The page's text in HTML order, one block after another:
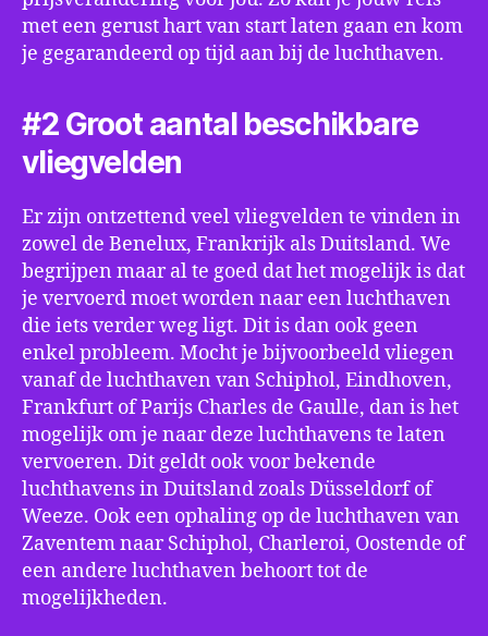
met een gerust hart van start laten gaan en kom
je gegarandeerd op tijd aan bij de luchthaven.
#2 Groot aantal beschikbare
vliegvelden
Er zijn ontzettend veel vliegvelden te vinden in
zowel de Benelux, Frankrijk als Duitsland. We
begrijpen maar al te goed dat het mogelijk is dat
je vervoerd moet worden naar een luchthaven
die iets verder weg ligt. Dit is dan ook geen
enkel probleem. Mocht je bijvoorbeeld vliegen
vanaf de luchthaven van Schiphol, Eindhoven,
Frankfurt of Parijs Charles de Gaulle, dan is het
mogelijk om je naar deze luchthavens te laten
vervoeren. Dit geldt ook voor bekende
luchthavens in Duitsland zoals Düsseldorf of
Weeze. Ook een ophaling op de luchthaven van
Zaventem naar Schiphol, Charleroi, Oostende of
een andere luchthaven behoort tot de
mogelijkheden.